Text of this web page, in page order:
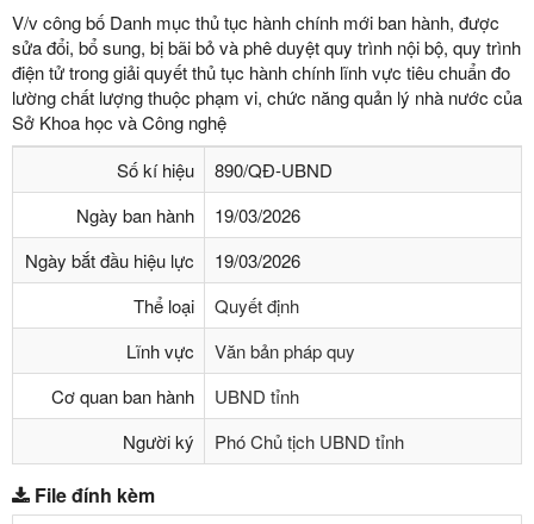
V/v công bố Danh mục thủ tục hành chính mới ban hành, được
sửa đổi, bổ sung, bị bãi bỏ và phê duyệt quy trình nội bộ, quy trình
điện tử trong giải quyết thủ tục hành chính lĩnh vực tiêu chuẩn đo
lường chất lượng thuộc phạm vi, chức năng quản lý nhà nước của
Sở Khoa học và Công nghệ
Số kí hiệu
890/QĐ-UBND
Ngày ban hành
19/03/2026
Ngày bắt đầu hiệu lực
19/03/2026
Thể loại
Quyết định
Lĩnh vực
Văn bản pháp quy
Cơ quan ban hành
UBND tỉnh
Người ký
Phó Chủ tịch UBND tỉnh
File đính kèm